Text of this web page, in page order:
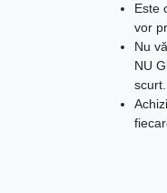
Este
vor
Nu
NU
scurt.